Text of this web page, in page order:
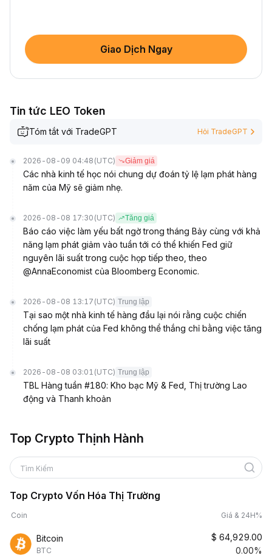
Giao Dịch Ngay
Tin tức LEO Token
Tóm tắt với TradeGPT Hỏi TradeGPT
2026-08-09 04:48 (UTC) Giảm giá
Các nhà kinh tế học nói chung dự đoán tỷ lệ lạm phát hàng
năm của Mỹ sẽ giảm nhẹ.
2026-08-08 17:30 (UTC) Tăng giá
Báo cáo việc làm yếu bất ngờ trong tháng Bảy cùng với khả
năng lạm phát giảm vào tuần tới có thể khiến Fed giữ
nguyên lãi suất trong cuộc họp tiếp theo, theo
@AnnaEconomist của Bloomberg Economic.
2026-08-08 13:17 (UTC) Trung lập
Tại sao một nhà kinh tế hàng đầu lại nói rằng cuộc chiến
chống lạm phát của Fed không thể thắng chỉ bằng việc tăng
lãi suất
2026-08-08 03:01 (UTC) Trung lập
TBL Hàng tuần #180: Kho bạc Mỹ & Fed, Thị trường Lao
động và Thanh khoản
Top Crypto Thịnh Hành
Tìm Kiếm
Top Crypto Vốn Hóa Thị Trường
Coin Giá & 24H%
Bitcoin
BTC
$ 64,929.00
0.00%